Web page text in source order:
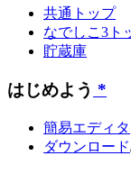
共通トップ
なでしこ3ト
貯蔵庫
はじめよう *
簡易エディタ
ダウンロード